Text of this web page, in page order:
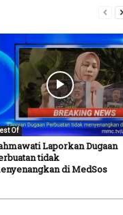
Of
Laporkan Dugaan
tidak
di MedSos